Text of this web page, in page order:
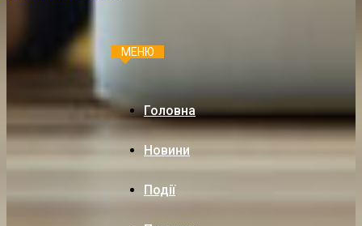
МЕНЮ
Головна
Новини
Події